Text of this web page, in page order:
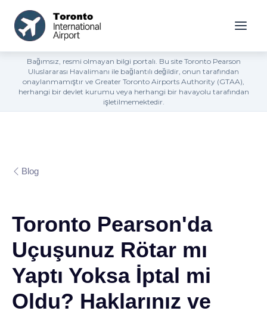
Bağımsız, resmi olmayan bilgi portalı. Bu site Toronto Pearson
Uluslararası Havalimanı ile bağlantılı değildir, onun tarafından
onaylanmamıştır ve Greater Toronto Airports Authority (GTAA),
herhangi bir devlet kurumu veya herhangi bir havayolu tarafından
işletilmemektedir.
Blog
Toronto Pearson'da
Uçuşunuz Rötar mı
Yaptı Yoksa İptal mi
Oldu? Haklarınız ve